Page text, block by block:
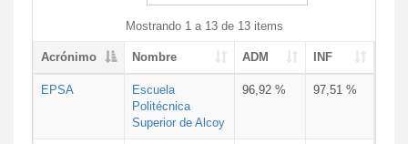
Mostrando 1 a 13 de 13 items
Acrónimo Nombre ADM INF
EPSA
Escuela
Politécnica
Superior de Alcoy
96,92 % 97,51 %